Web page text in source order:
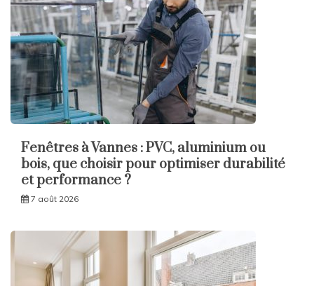
Fenêtres à Vannes : PVC, aluminium ou
bois, que choisir pour optimiser durabilité
et performance ?
7 août 2026